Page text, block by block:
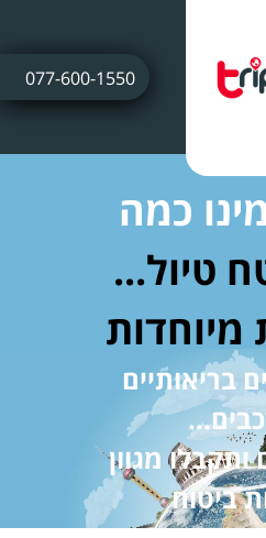
077-600-1550
כמה
טיול...
מיוחדות
בריאותיים
מגוון
ביטוח